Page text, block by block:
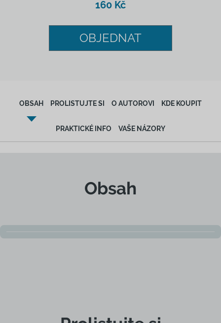
160 Kč
OBJEDNAT
OBSAH PROLISTUJTE SI O AUTOROVI KDE KOUPIT
PRAKTICKÉ INFO VAŠE NÁZORY
Obsah